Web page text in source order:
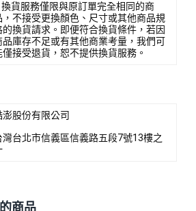
貨服務僅限與原訂單完全相同的商
，不接受更換顏色、尺寸或其他商品規
的換貨請求。即便符合換貨條件，若因
品庫存不足或有其他商業考量，我們可
僅接受退貨，恕不提供換貨服務。
澎股份有限公司
灣台北市信義區信義路五段7號13樓之
商品